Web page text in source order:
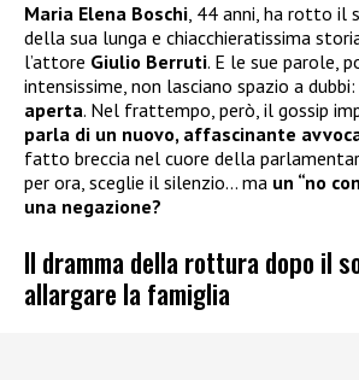
Maria Elena Boschi, 44 anni, ha rotto il
della sua lunga e chiacchieratissima
l’attore Giulio Berruti. E le sue parole,
intensissime, non lasciano spazio a dubbi:
aperta. Nel frattempo, però, il gossip
parla di un nuovo, affascinante
fatto breccia nel cuore della
per ora, sceglie il silenzio… ma un “no
una negazione?
Il dramma della rottura dopo il
allargare la famiglia